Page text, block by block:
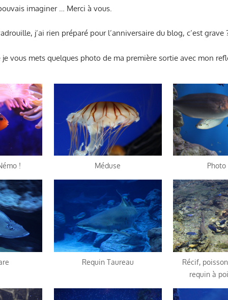
imaginer … Merci à vous.
j’ai rien préparé pour l’anniversaire du blog, c’est grave
vous mets quelques photo de ma première sortie avec mon
! Méduse Photo
Requin Taureau
Récif,
requin à